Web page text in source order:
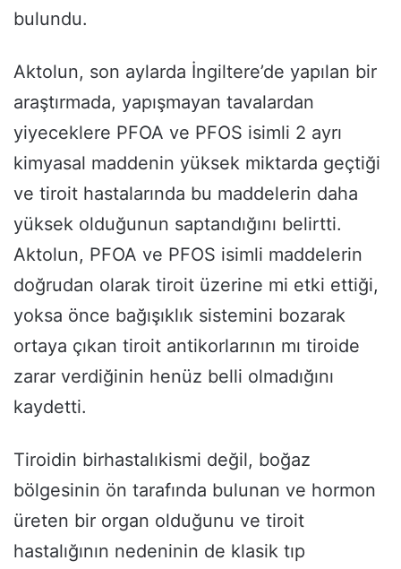
bulundu.
Aktolun, son aylarda İngiltere’de yapılan bir
araştırmada, yapışmayan tavalardan
yiyeceklere PFOA ve PFOS isimli 2 ayrı
kimyasal maddenin yüksek miktarda geçtiği
ve tiroit hastalarında bu maddelerin daha
yüksek olduğunun saptandığını belirtti.
Aktolun, PFOA ve PFOS isimli maddelerin
doğrudan olarak tiroit üzerine mi etki ettiği,
yoksa önce bağışıklık sistemini bozarak
ortaya çıkan tiroit antikorlarının mı tiroide
zarar verdiğinin henüz belli olmadığını
kaydetti.
Tiroidin birhastalıkismi değil, boğaz
bölgesinin ön tarafında bulunan ve hormon
üreten bir organ olduğunu ve tiroit
hastalığının nedeninin de klasik tıp